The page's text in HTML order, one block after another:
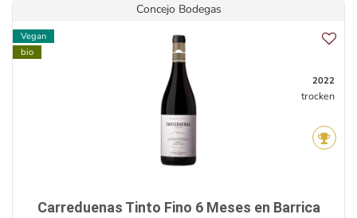
Concejo Bodegas
Vegan
bio
2022
trocken
Carreduenas Tinto Fino 6 Meses en Barrica